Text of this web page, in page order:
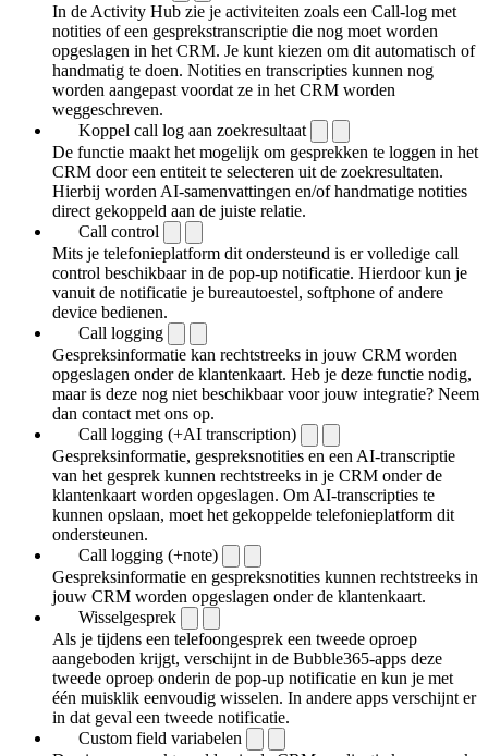
In de Activity Hub zie je activiteiten zoals een Call-log met
notities of een gespreks­transcriptie die nog moet worden
opgeslagen in het CRM. Je kunt kiezen om dit automatisch of
handmatig te doen. Notities en transcripties kunnen nog
worden aangepast voordat ze in het CRM worden
weggeschreven.
Koppel call log aan zoekresultaat
De functie maakt het mogelijk om gesprekken te loggen in het
CRM door een entiteit te selecteren uit de zoekresultaten.
Hierbij worden AI-samenvattingen en/of handmatige notities
direct gekoppeld aan de juiste relatie.
Call control
Mits je telefonieplatform dit ondersteund is er volledige call
control beschikbaar in de pop-up notificatie. Hierdoor kun je
vanuit de notificatie je bureautoestel, softphone of andere
device bedienen.
Call logging
Gespreksinformatie kan rechtstreeks in jouw CRM worden
opgeslagen onder de klantenkaart. Heb je deze functie nodig,
maar is deze nog niet beschikbaar voor jouw integratie? Neem
dan contact met ons op.
Call logging (+AI transcription)
Gespreksinformatie, gespreksnotities en een AI-transcriptie
van het gesprek kunnen rechtstreeks in je CRM onder de
klantenkaart worden opgeslagen. Om AI-transcripties te
kunnen opslaan, moet het gekoppelde telefonieplatform dit
ondersteunen.
Call logging (+note)
Gespreksinformatie en gespreksnotities kunnen rechtstreeks in
jouw CRM worden opgeslagen onder de klantenkaart.
Wisselgesprek
Als je tijdens een telefoongesprek een tweede oproep
aangeboden krijgt, verschijnt in de Bubble365-apps deze
tweede oproep onderin de pop-up notificatie en kun je met
één muisklik eenvoudig wisselen. In andere apps verschijnt er
in dat geval een tweede notificatie.
Custom field variabelen